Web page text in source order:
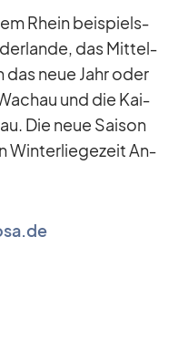
Rhein bei­spiels­
das Mit­tel­
das neue Jahr oder
und die Kai­
Die neue Sai­son
Win­ter­lie­ge­zeit An­